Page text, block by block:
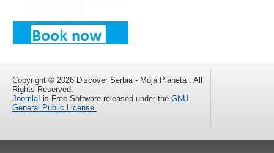
Copyright © 2026 Discover Serbia - Moja Planeta . All
Rights Reserved.
Joomla! is Free Software released under the GNU
General Public License.